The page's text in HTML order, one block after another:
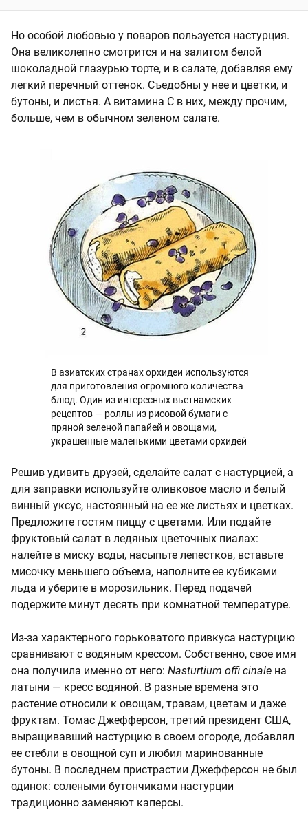
Но особой любовью у поваров пользуется настурция.
Она великолепно смотрится и на залитом белой
шоколадной глазурью торте, и в салате, добавляя ему
легкий перечный оттенок. Съедобны у нее и цветки, и
бутоны, и листья. А витамина С в них, между прочим,
больше, чем в обычном зеленом салате.
В азиатских странах орхидеи используются
для приготовления огромного количества
блюд. Один из интересных вьетнамских
рецептов — роллы из рисовой бумаги с
пряной зеленой папайей и овощами,
украшенные маленькими цветами орхидей
Решив удивить друзей, сделайте салат с настурцией, а
для заправки используйте оливковое масло и белый
винный уксус, настоянный на ее же листьях и цветках.
Предложите гостям пиццу с цветами. Или подайте
фруктовый салат в ледяных цветочных пиалах:
налейте в миску воды, насыпьте лепестков, вставьте
мисочку меньшего объема, наполните ее кубиками
льда и уберите в морозильник. Перед подачей
подержите минут десять при комнатной температуре.
Из-за характерного горьковатого привкуса настурцию
сравнивают с водяным крессом. Собственно, свое имя
она получила именно от него: Nasturtium offi cinale на
латыни — кресс водяной. В разные времена это
растение относили к овощам, травам, цветам и даже
фруктам. Томас Джефферсон, третий президент США,
выращивавший настурцию в своем огороде, добавлял
ее стебли в овощной суп и любил маринованные
бутоны. В последнем пристрастии Джефферсон не был
одинок: солеными бутончиками настурции
традиционно заменяют каперсы.